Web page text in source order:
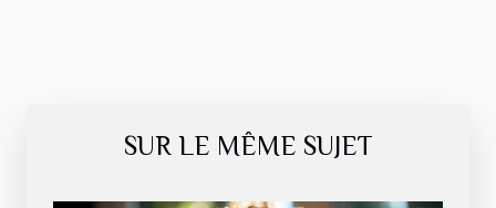
SUR LE MÊME SUJET